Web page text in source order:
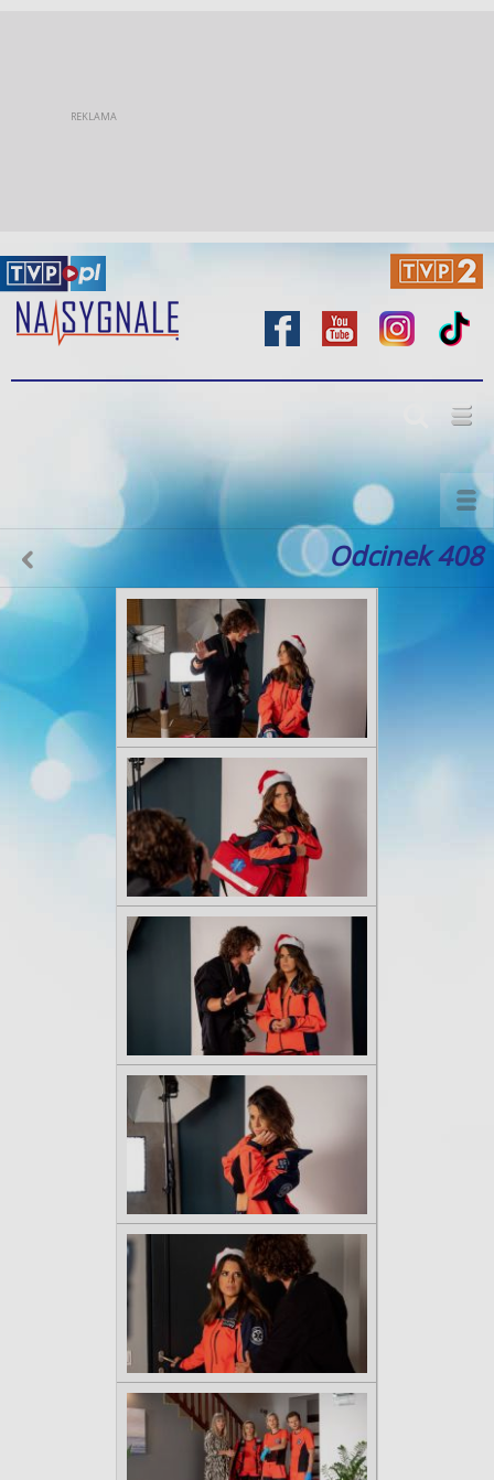
Odcinek 408